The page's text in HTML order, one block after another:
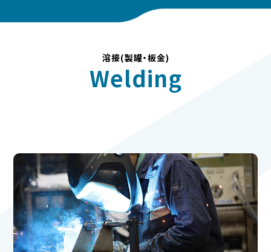
溶接(製罐・板金)
Welding